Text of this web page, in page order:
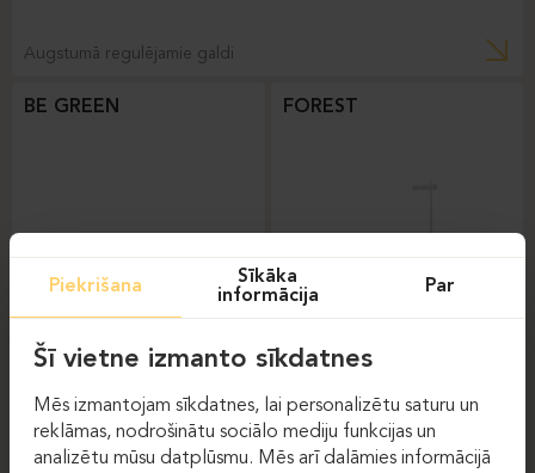
Augstumā regulējamie galdi
BE GREEN
galdi
FOREST
FOREST
Piekrišana
Sīkāka
informācija
Par
Šī vietne izmanto sīkdatnes
Mēs izmantojam sīkdatnes, lai personalizētu saturu un
reklāmas, nodrošinātu sociālo mediju funkcijas un
analizētu mūsu datplūsmu. Mēs arī dalāmies informācijā